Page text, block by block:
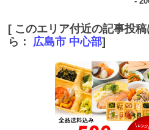
[ このエリア付近の記事投
ら： 広島市 中心部]